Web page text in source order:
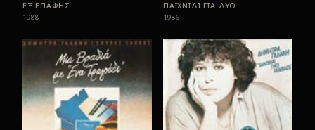
ΕΞ ΕΠΑΦΗΣ
1988
ΠΑΙΧΝΙΔΙ ΓΙΑ ΔΥΟ
1986